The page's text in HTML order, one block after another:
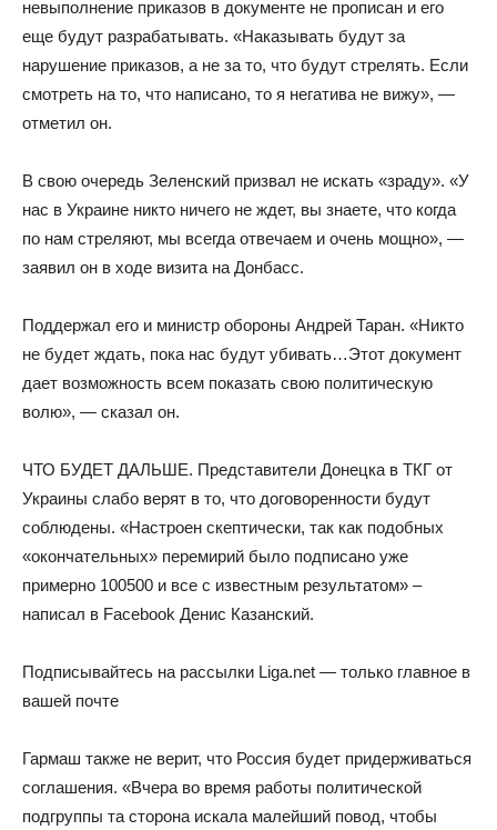
невыполнение приказов в документе не прописан и его
еще будут разрабатывать. «Наказывать будут за
нарушение приказов, а не за то, что будут стрелять. Если
смотреть на то, что написано, то я негатива не вижу», —
отметил он.
В свою очередь Зеленский призвал не искать «зраду». «У
нас в Украине никто ничего не ждет, вы знаете, что когда
по нам стреляют, мы всегда отвечаем и очень мощно», —
заявил он в ходе визита на Донбасс.
Поддержал его и министр обороны Андрей Таран. «Никто
не будет ждать, пока нас будут убивать…Этот документ
дает возможность всем показать свою политическую
волю», — сказал он.
ЧТО БУДЕТ ДАЛЬШЕ. Представители Донецка в ТКГ от
Украины слабо верят в то, что договоренности будут
соблюдены. «Настроен скептически, так как подобных
«окончательных» перемирий было подписано уже
примерно 100500 и все с известным результатом» –
написал в Facebook Денис Казанский.
Подписывайтесь на рассылки Liga.net — только главное в
вашей почте
Гармаш также не верит, что Россия будет придерживаться
соглашения. «Вчера во время работы политической
подгруппы та сторона искала малейший повод, чтобы